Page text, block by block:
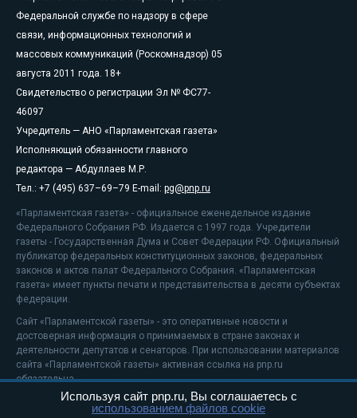
Федеральной службе по надзору в сфере
связи, информационных технологий и
массовых коммуникаций (Роскомнадзор) 05
августа 2011 года. 18+
Свидетельство о регистрации Эл № ФС77-
46097
Учредитель — АНО «Парламентская газета»
Исполняющий обязанности главного
редактора — Абдуллаев М.Р.
Тел.: +7 (495) 637–69–79 E-mail: pg@pnp.ru
«Парламентская газета» - официальное еженедельное издание
Федерального Собрания РФ. Издается с 1997 года. Учредители
газеты - Государственная Дума и Совет Федерации РФ. Официальный
публикатор федеральных конституционных законов, федеральных
законов и актов палат Федерального Собрания. «Парламентская
газета» имеет пункты печати и представительства в десяти субъектах
федерации.
Сайт «Парламентской газеты» - это оперативные новости и
достоверная информация о принимаемых в стране законах и
деятельности депутатов и сенаторов. При использовании материалов
сайта «Парламентской газеты» активная ссылка на pnp.ru
обязательна.
На информационном ресурсе применяютсярекомендательные
Используя сайт pnp.ru, Вы соглашаетесь с
использованием файлов cookie